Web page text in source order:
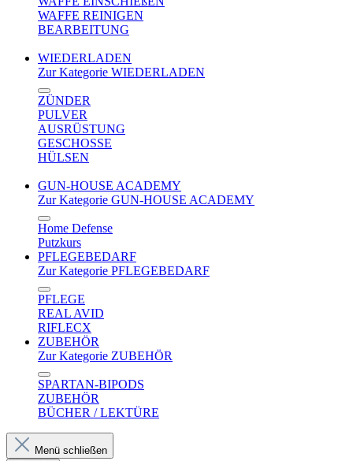
WAFFE REINIGEN
BEARBEITUNG
WIEDERLADEN
Zur Kategorie WIEDERLADEN
ZÜNDER
PULVER
AUSRÜSTUNG
GESCHOSSE
HÜLSEN
GUN-HOUSE ACADEMY
Zur Kategorie GUN-HOUSE ACADEMY
Home Defense
Putzkurs
PFLEGEBEDARF
Zur Kategorie PFLEGEBEDARF
PFLEGE
REAL AVID
RIFLECX
ZUBEHÖR
Zur Kategorie ZUBEHÖR
SPARTAN-BIPODS
ZUBEHÖR
BÜCHER / LEKTÜRE
Menü schließen